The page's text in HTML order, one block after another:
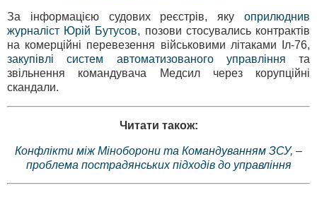
За інформацією судових реєстрів, яку оприлюднив
журналіст Юрій Бутусов, позови стосувались контрактів
на комерційні перевезення військовими літаками Іл-76,
закупівлі систем автоматизованого управління та
звільнення командувача Медсил через корупційні
скандали.
Читати також:
Конфлікти між Міноборони та Командуванням ЗСУ, –
проблема пострадянських підходів до управління